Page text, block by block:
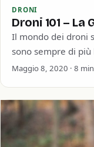
DRONI
Droni 101 – La
Il mondo dei droni
sono sempre di
all’utilizzo…
Maggio 8, 2020 · 8